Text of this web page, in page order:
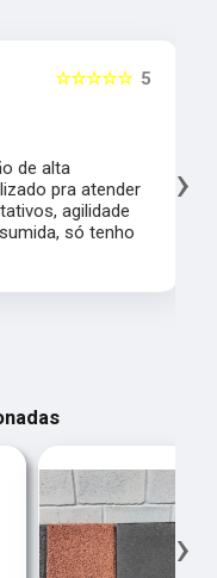
5
☆☆☆☆☆
de alta
pra atender
agilidade
só tenho
›
›